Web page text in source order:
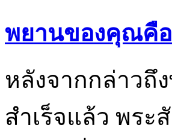
พยานของคุณคื
หลังจากกล่าวถึ
สำเร็จแล้ว พร